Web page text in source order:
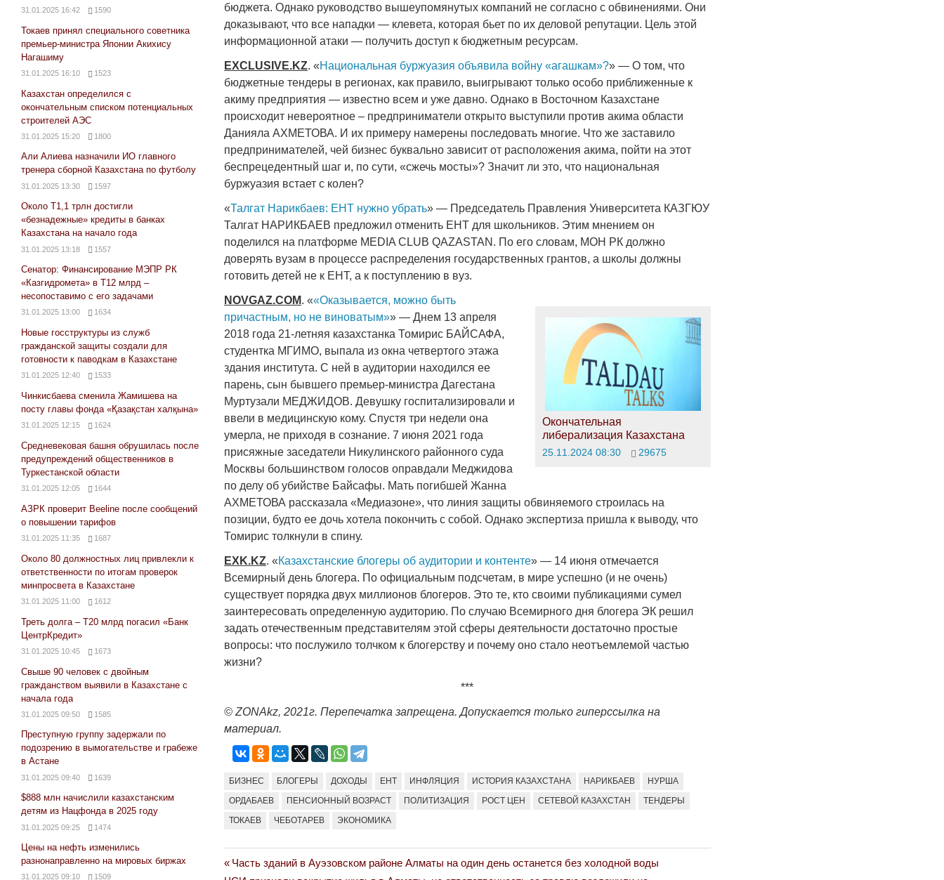
бюджета. Однако руководство вышеупомянутых компаний не согласно с обвинениями. Они
доказывают, что все нападки — клевета, которая бьет по их деловой репутации. Цель этой
информационной атаки — получить доступ к бюджетным ресурсам.
EXCLUSIVE.KZ. «Национальная буржуазия объявила войну «агашкам»?» — О том, что
бюджетные тендеры в регионах, как правило, выигрывают только особо приближенные к
акиму предприятия — известно всем и уже давно. Однако в Восточном Казахстане
происходит невероятное – предприниматели открыто выступили против акима области
Данияла АХМЕТОВА. И их примеру намерены последовать многие. Что же заставило
предпринимателей, чей бизнес буквально зависит от расположения акима, пойти на этот
беспрецедентный шаг и, по сути, «сжечь мосты»? Значит ли это, что национальная
буржуазия встает с колен?
«Талгат Нарикбаев: ЕНТ нужно убрать» — Председатель Правления Университета КАЗГЮУ
Талгат НАРИКБАЕВ предложил отменить ЕНТ для школьников. Этим мнением он
поделился на платформе MEDIA CLUB QAZASTAN. По его словам, МОН РК должно
доверять вузам в процессе распределения государственных грантов, а школы должны
готовить детей не к ЕНТ, а к поступлению в вуз.
Окончательная
либерализация Казахстана
25.11.2024 08:30 29675
NOVGAZ.COM. ««Оказывается, можно быть
причастным, но не виноватым»» — Днем 13 апреля
2018 года 21-летняя казахстанка Томирис БАЙСАФА,
студентка МГИМО, выпала из окна четвертого этажа
здания института. С ней в аудитории находился ее
парень, сын бывшего премьер-министра Дагестана
Муртузали МЕДЖИДОВ. Девушку госпитализировали и
ввели в медицинскую кому. Спустя три недели она
умерла, не приходя в сознание. 7 июня 2021 года
присяжные заседатели Никулинского районного суда
Москвы большинством голосов оправдали Меджидова
по делу об убийстве Байсафы. Мать погибшей Жанна
АХМЕТОВА рассказала «Медиазоне», что линия защиты обвиняемого строилась на
позиции, будто ее дочь хотела покончить с собой. Однако экспертиза пришла к выводу, что
Томирис толкнули в спину.
EXK.KZ. «Казахстанские блогеры об аудитории и контенте» — 14 июня отмечается
Всемирный день блогера. По официальным подсчетам, в мире успешно (и не очень)
существует порядка двух миллионов блогеров. Это те, кто своими публикациями сумел
заинтересовать определенную аудиторию. По случаю Всемирного дня блогера ЭК решил
задать отечественным представителям этой сферы деятельности достаточно простые
вопросы: что послужило толчком к блогерству и почему оно стало неотъемлемой частью
жизни?
***
©ZONAkz, 2021г. Перепечатка запрещена. Допускается только гиперссылка на
материал.
БИЗНЕС БЛОГЕРЫ ДОХОДЫ ЕНТ ИНФЛЯЦИЯ ИСТОРИЯ КАЗАХСТАНА НАРИКБАЕВ НУРША
ОРДАБАЕВ ПЕНСИОННЫЙ ВОЗРАСТ ПОЛИТИЗАЦИЯ РОСТ ЦЕН СЕТЕВОЙ КАЗАХСТАН ТЕНДЕРЫ
ТОКАЕВ ЧЕБОТАРЕВ ЭКОНОМИКА
Навигация
Previous
Часть зданий в Ауэзовском районе Алматы на один день останется без холодной воды
31.01.2025 16:42 1590
Токаев принял специального советника
премьер-министра Японии Акихису
Нагашиму
31.01.2025 16:10 1523
Казахстан определился с
окончательным списком потенциальных
строителей АЭС
31.01.2025 15:20 1800
Али Алиева назначили ИО главного
тренера сборной Казахстана по футболу
31.01.2025 13:30 1597
Около Т1,1 трлн достигли
«безнадежные» кредиты в банках
Казахстана на начало года
31.01.2025 13:18 1557
Сенатор: Финансирование МЭПР РК
«Казгидромета» в Т12 млрд –
несопоставимо с его задачами
31.01.2025 13:00 1634
Новые госструктуры из служб
гражданской защиты создали для
готовности к паводкам в Казахстане
31.01.2025 12:40 1533
Чинкисбаева сменила Жамишева на
посту главы фонда «Қазақстан халқына»
31.01.2025 12:15 1624
Средневековая башня обрушилась после
предупреждений общественников в
Туркестанской области
31.01.2025 12:05 1644
АЗРК проверит Beeline после сообщений
о повышении тарифов
31.01.2025 11:35 1687
Около 80 должностных лиц привлекли к
ответственности по итогам проверок
минпросвета в Казахстане
31.01.2025 11:00 1612
Треть долга – Т20 млрд погасил «Банк
ЦентрКредит»
31.01.2025 10:45 1673
Свыше 90 человек с двойным
гражданством выявили в Казахстане с
начала года
31.01.2025 09:50 1585
Преступную группу задержали по
подозрению в вымогательстве и грабеже
в Астане
31.01.2025 09:40 1639
$888 млн начислили казахстанским
детям из Нацфонда в 2025 году
31.01.2025 09:25 1474
Цены на нефть изменились
разнонаправленно на мировых биржах
31.01.2025 09:10 1509